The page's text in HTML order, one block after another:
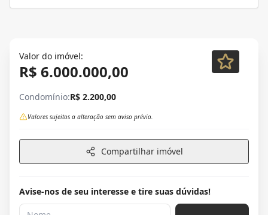
Valor do imóvel:
R$ 6.000.000,00
Condomínio:R$ 2.200,00
Valores sujeitos a alteração sem aviso prévio.
Compartilhar imóvel
Avise-nos de seu interesse e tire suas dúvidas!